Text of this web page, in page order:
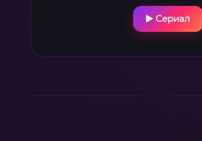
Сериал